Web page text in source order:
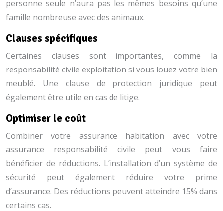
personne seule n’aura pas les mêmes besoins qu’une
famille nombreuse avec des animaux.
Clauses spécifiques
Certaines clauses sont importantes, comme la
responsabilité civile exploitation si vous louez votre bien
meublé. Une clause de protection juridique peut
également être utile en cas de litige.
Optimiser le coût
Combiner votre assurance habitation avec votre
assurance responsabilité civile peut vous faire
bénéficier de réductions. L’installation d’un système de
sécurité peut également réduire votre prime
d’assurance. Des réductions peuvent atteindre 15% dans
certains cas.